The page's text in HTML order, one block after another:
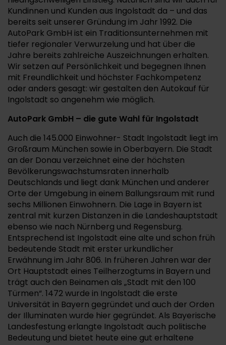
Kundinnen und Kunden aus Ingolstadt da – und das
bereits seit unserer Gründung im Jahr 1992. Die
AutoPark GmbH ist ein Traditionsunternehmen mit
tiefer regionaler Verwurzelung und hat über die
Jahre bereits zahlreiche Auszeichnungen erhalten.
Wir setzen auf Persönlichkeit und begegnen Ihnen
mit Freundlichkeit und höchster Fachkompetenz
oder anders gesagt: wir gestalten den Autokauf für
Ingolstadt so angenehm wie möglich.
AutoPark GmbH – die gute Wahl für Ingolstadt
Auch die 145.000 Einwohner- Stadt Ingolstadt liegt im
Großraum München sowie in Oberbayern. Die Stadt
an der Donau verzeichnet eine der höchsten
Bevölkerungswachstumsraten innerhalb
Deutschlands und liegt dank München und anderer
Orte der Umgebung in einem Ballungsraum mit rund
sechs Millionen Einwohnern. Die Lage in Bayern ist
zentral mit kurzen Distanzen in die Landeshauptstadt
ebenso wie nach Nürnberg und Regensburg.
Entsprechend ist Ingolstadt eine alte und schon früh
bedeutende Stadt mit erster urkundlicher
Erwähnung im Jahr 806. In früheren Jahren war der
Ort Hauptstadt eines Teilherzogtums in Bayern und
trägt auch den Beinamen als „Stadt mit den 100
Türmen“. 1472 wurde in Ingolstadt die erste
Universität in Bayern gegründet und auch der Orden
der Illuminaten wurde hier gegründet. Als Bayerische
Landesfestung erlangte Ingolstadt auch politische
Bedeutung und bietet heute eine gut erhaltene